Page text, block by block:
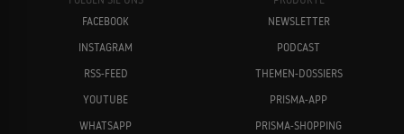
FACEBOOK
INSTAGRAM
RSS-FEED
YOUTUBE
WHATSAPP
NEWSLETTER
PODCAST
THEMEN-DOSSIERS
PRISMA-APP
PRISMA-SHOPPING